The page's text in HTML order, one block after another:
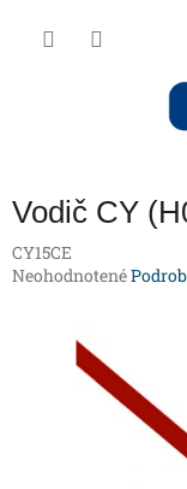
Vodič CY
CY15CE
Priemerné
Neohodnotené